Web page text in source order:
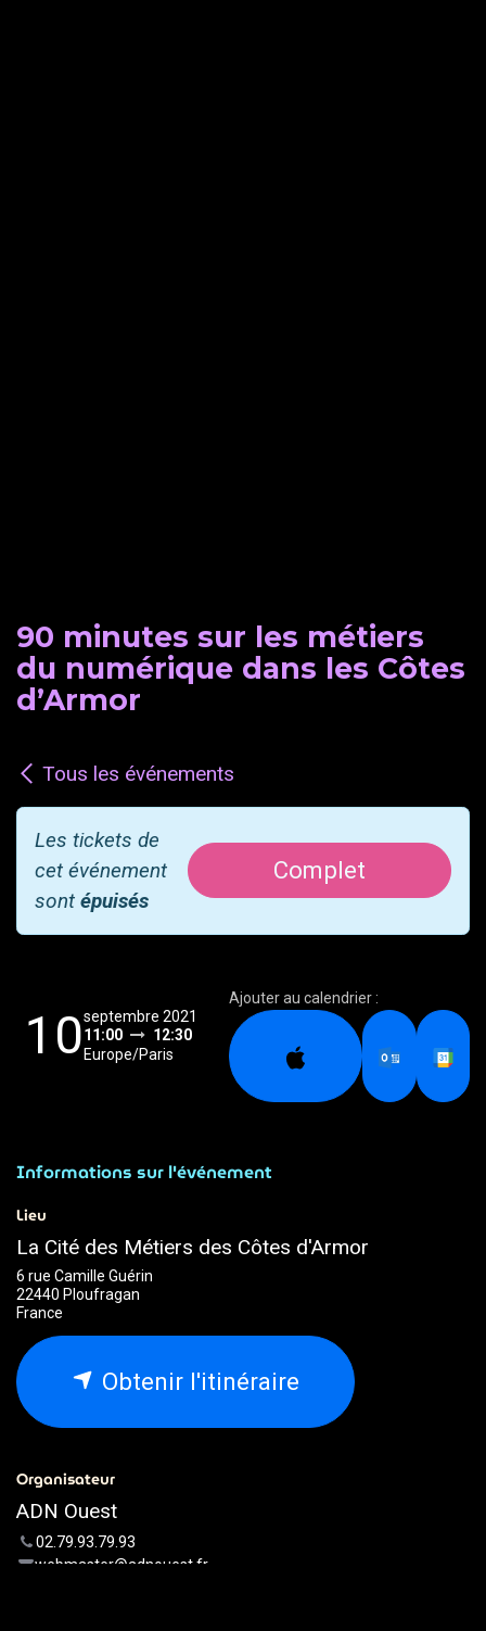
90 minutes sur les métiers
du numérique dans les Côtes
d’Armor
Tous les événements
Les tickets de
cet événement
sont épuisés
Complet
10septembre 2021
11:00
12:30
Europe/Paris
Ajouter au calendrier :
Informations sur l'événement
Lieu
La Cité des Métiers des Côtes d'Armor
6 rue Camille Guérin
22440 Ploufragan
France
Obtenir l'itinéraire
Organisateur
ADN Ouest
02.79.93.79.93
webmaster@adnouest.fr